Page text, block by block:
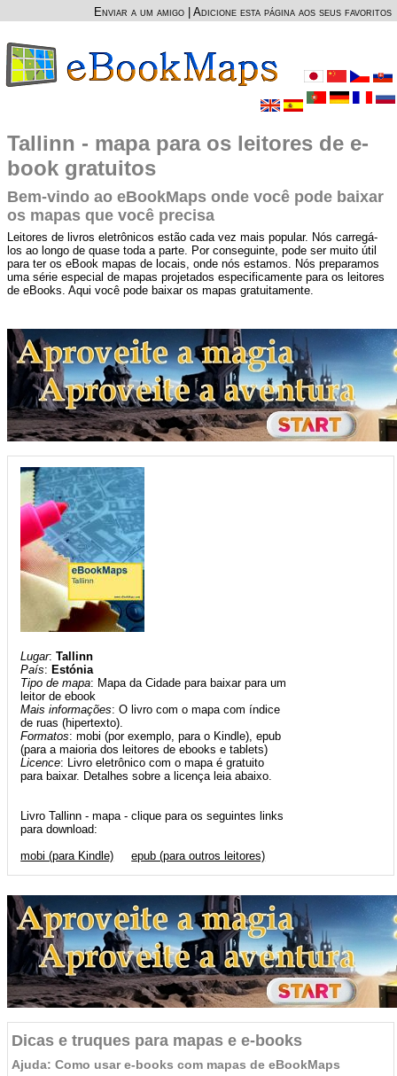
Enviar a um amigo Adicione esta página aos seus favoritos
Tallinn - mapa para os leitores de e-
book gratuitos
Bem-vindo ao eBookMaps onde você pode baixar
os mapas que você precisa
Leitores de livros eletrônicos estão cada vez mais popular. Nós carregá-
los ao longo de quase toda a parte. Por conseguinte, pode ser muito útil
para ter os eBook mapas de locais, onde nós estamos. Nós preparamos
uma série especial de mapas projetados especificamente para os leitores
de eBooks. Aqui você pode baixar os mapas gratuitamente.
Lugar:Tallinn
País: Estónia
Tipo de mapa: Mapa da Cidade para baixar para um
leitor de ebook
Mais informações: O livro com o mapa com índice
de ruas (hipertexto).
Formatos: mobi (por exemplo, para o Kindle), epub
(para a maioria dos leitores de ebooks e tablets)
Licence: Livro eletrônico com o mapa é gratuito
para baixar. Detalhes sobre a licença leia abaixo.
Livro Tallinn - mapa - clique para os seguintes links
para download:
mobi (para Kindle)
epub (para outros leitores)
Dicas e truques para mapas e e-books
Ajuda: Como usar e-books com mapas de eBookMaps